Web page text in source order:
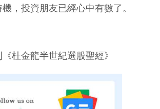
，投資朋友已經心中有數了。
杜金龍半世紀選股聖經》